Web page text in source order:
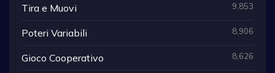
Tira e Muovi 9,853
Poteri Variabili 8,906
Gioco Cooperativo 8,626